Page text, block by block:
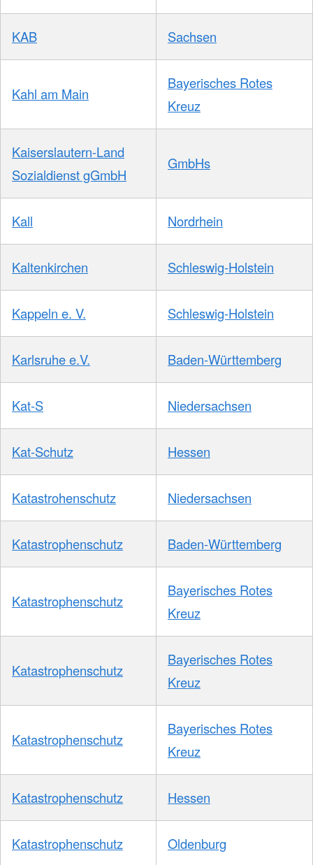
KAB Sachsen
Kahl am Main
Bayerisches Rotes
Kreuz
Kaiserslautern-Land
Sozialdienst gGmbH
GmbHs
Kall Nordrhein
Kaltenkirchen Schleswig-Holstein
Kappeln e. V. Schleswig-Holstein
Karlsruhe e.V. Baden-Württemberg
Kat-S Niedersachsen
Kat-Schutz Hessen
Katastrohenschutz Niedersachsen
Katastrophenschutz Baden-Württemberg
Katastrophenschutz
Bayerisches Rotes
Kreuz
Katastrophenschutz
Bayerisches Rotes
Kreuz
Katastrophenschutz
Bayerisches Rotes
Kreuz
Katastrophenschutz Hessen
Katastrophenschutz Oldenburg